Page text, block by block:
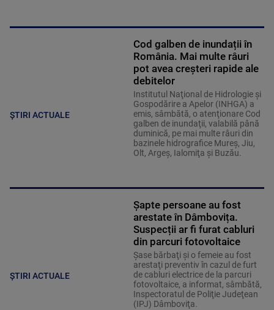
ȘTIRI ACTUALE
Cod galben de inundații în
România. Mai multe râuri
pot avea creșteri rapide ale
debitelor
Institutul Naţional de Hidrologie şi
Gospodărire a Apelor (INHGA) a
emis, sâmbătă, o atenţionare Cod
galben de inundaţii, valabilă până
duminică, pe mai multe râuri din
bazinele hidrografice Mureş, Jiu,
Olt, Argeş, Ialomiţa şi Buzău.
ȘTIRI ACTUALE
Șapte persoane au fost
arestate în Dâmbovița.
Suspecții ar fi furat cabluri
din parcuri fotovoltaice
Şase bărbaţi şi o femeie au fost
arestaţi preventiv în cazul de furt
de cabluri electrice de la parcuri
fotovoltaice, a informat, sâmbătă,
Inspectoratul de Poliţie Judeţean
(IPJ) Dâmboviţa.